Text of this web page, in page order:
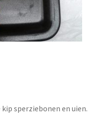
sperziebonen en uien.